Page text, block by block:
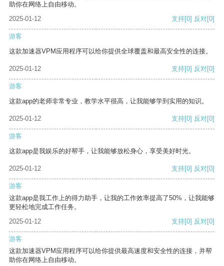
助你在网络上自由移动。
2025-01-12
支持[0] 反对[0]
游客
这款加速器VPM应用程序可以给你提供全球覆盖和最高安全性的连接。
2025-01-12 支持[0] 反对[0]
游客
这款app的老师非常专业，教学水平很高，让我能够学到实用的知识。
2025-01-12 支持[0] 反对[0]
游客
这款app是我娱乐的好帮手，让我能够放松身心，享受美好时光。
2025-01-12 支持[0] 反对[0]
游客
这款app是我工作上的得力助手，让我的工作效率提高了50%，让我能够
更轻松地完成工作任务。
2025-01-12
支持[0] 反对[0]
游客
这款加速器VPM应用程序可以给你提供最高速度和安全性的连接，并帮
助你在网络上自由移动。